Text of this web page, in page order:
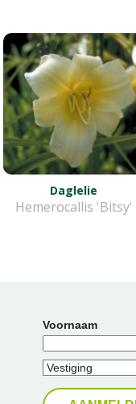
Daglelie
Hemerocallis 'Bitsy'
Voornaam